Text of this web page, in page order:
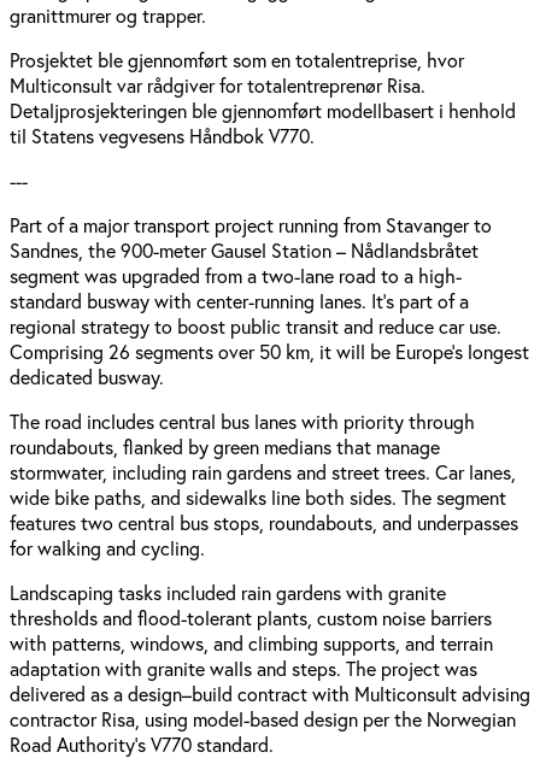
granittmurer og trapper.
Prosjektet ble gjennomført som en totalentreprise, hvor
Multiconsult var rådgiver for totalentreprenør Risa.
Detaljprosjekteringen ble gjennomført modellbasert i henhold
til Statens vegvesens Håndbok V770.
---
Part of a major transport project running from Stavanger to
Sandnes, the 900-meter Gausel Station – Nådlandsbråtet
segment was upgraded from a two-lane road to a high-
standard busway with center-running lanes. It’s part of a
regional strategy to boost public transit and reduce car use.
Comprising 26 segments over 50 km, it will be Europe’s longest
dedicated busway.
The road includes central bus lanes with priority through
roundabouts, flanked by green medians that manage
stormwater, including rain gardens and street trees. Car lanes,
wide bike paths, and sidewalks line both sides. The segment
features two central bus stops, roundabouts, and underpasses
for walking and cycling.
Landscaping tasks included rain gardens with granite
thresholds and flood-tolerant plants, custom noise barriers
with patterns, windows, and climbing supports, and terrain
adaptation with granite walls and steps. The project was
delivered as a design–build contract with Multiconsult advising
contractor Risa, using model-based design per the Norwegian
Road Authority’s V770 standard.